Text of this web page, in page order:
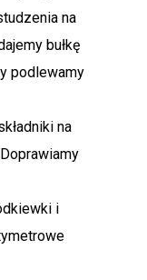
na
bułkę
podlewamy
na
i